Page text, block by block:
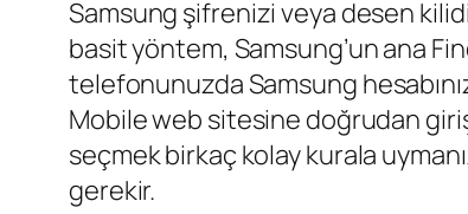
Samsung şifrenizi veya desen
basit yöntem, Samsung’un ana
telefonunuzda Samsung
Mobile web sitesine doğrudan
seçmek birkaç kolay kurala
gerekir.